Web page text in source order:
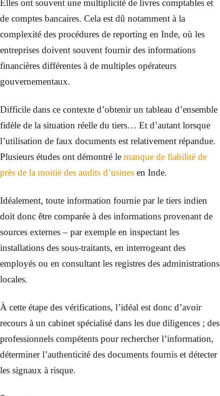
Elles ont souvent une multiplicité de livres comptables et
de comptes bancaires. Cela est dû notamment à la
complexité des procédures de reporting en Inde, où les
entreprises doivent souvent fournir des informations
financières différentes à de multiples opérateurs
gouvernementaux.
Difficile dans ce contexte d’obtenir un tableau d’ensemble
fidèle de la situation réelle du tiers… Et d’autant lorsque
l’utilisation de faux documents est relativement répandue.
Plusieurs études ont démontré le manque de fiabilité de
près de la moitié des audits d’usines en Inde.
Idéalement, toute information fournie par le tiers indien
doit donc être comparée à des informations provenant de
sources externes – par exemple en inspectant les
installations des sous-traitants, en interrogeant des
employés ou en consultant les registres des administrations
locales.
À cette étape des vérifications, l’idéal est donc d’avoir
recours à un cabinet spécialisé dans les due diligences ; des
professionnels compétents pour rechercher l’information,
déterminer l’authenticité des documents fournis et détecter
les signaux à risque.